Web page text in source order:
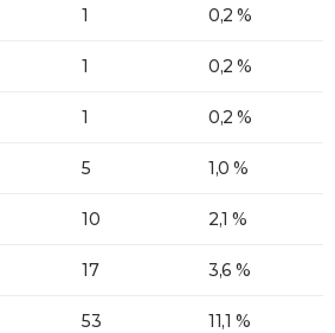
1 0,2 %
1 0,2 %
1 0,2 %
5 1,0 %
10 2,1 %
17 3,6 %
53 11,1 %